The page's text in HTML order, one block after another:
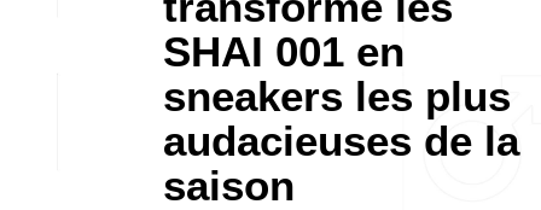
SHAI 001 en
sneakers les plus
audacieuses de la
saison